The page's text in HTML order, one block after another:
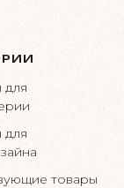
для
для
товары